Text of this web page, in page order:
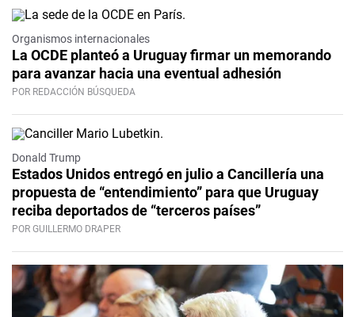
Organismos internacionales
La OCDE planteó a Uruguay firmar un memorando
para avanzar hacia una eventual adhesión
POR REDACCIÓN BÚSQUEDA
Donald Trump
Estados Unidos entregó en julio a Cancillería una
propuesta de “entendimiento” para que Uruguay
reciba deportados de “terceros países”
POR GUILLERMO DRAPER